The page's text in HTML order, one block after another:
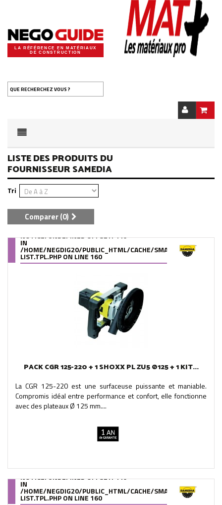
LA RÉFÉRENCE EN MATÉRIAUX
DE CONSTRUCTION
QUE RECHERCHEZ VOUS ?
LISTE DES PRODUITS DU
FOURNISSEUR SAMEDIA
Tri
Comparer (0)
NOTICE: UNDEFINED OFFSET: 440
IN
/HOME/NEGDIG20/PUBLIC_HTML/CACHE/SMARTY/
LIST.TPL.PHPON LINE 160
PACK CGR 125-220 + 1 SHOXX PL ZU5 Ø125 + 1 KIT...
La CGR 125-220 est une surfaceuse puissante et maniable.
Compromis idéal entre performance et confort, elle fonctionne
avec des plateaux Ø 125 mm....
NOTICE: UNDEFINED OFFSET: 440
IN
/HOME/NEGDIG20/PUBLIC_HTML/CACHE/SMARTY/
LIST.TPL.PHPON LINE 160